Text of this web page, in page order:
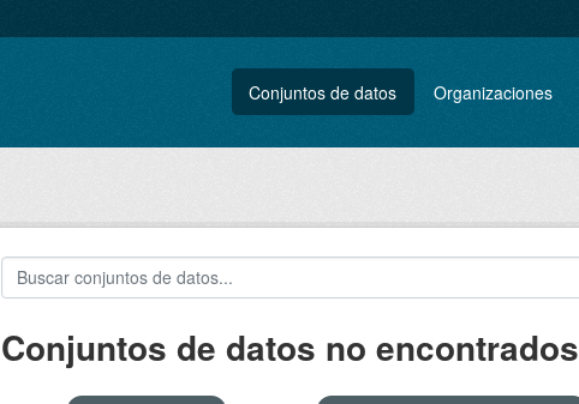
Conjuntos de datos Organizaciones
Conjuntos de datos no encontrados